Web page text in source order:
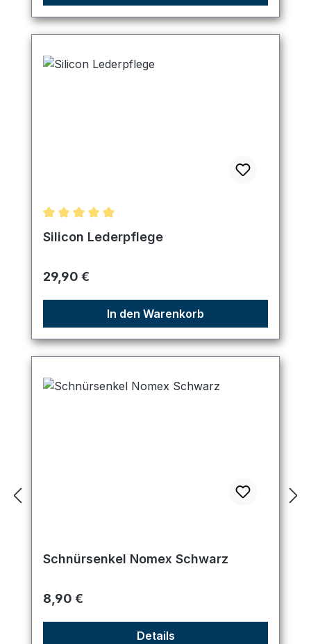
Durchschnittliche Bewertung von 5 von 5 Sternen
Silicon Lederpflege
Regulärer Preis:
29,90 €
In den Warenkorb
Schnürsenkel Nomex Schwarz
Regulärer Preis:
8,90 €
Details